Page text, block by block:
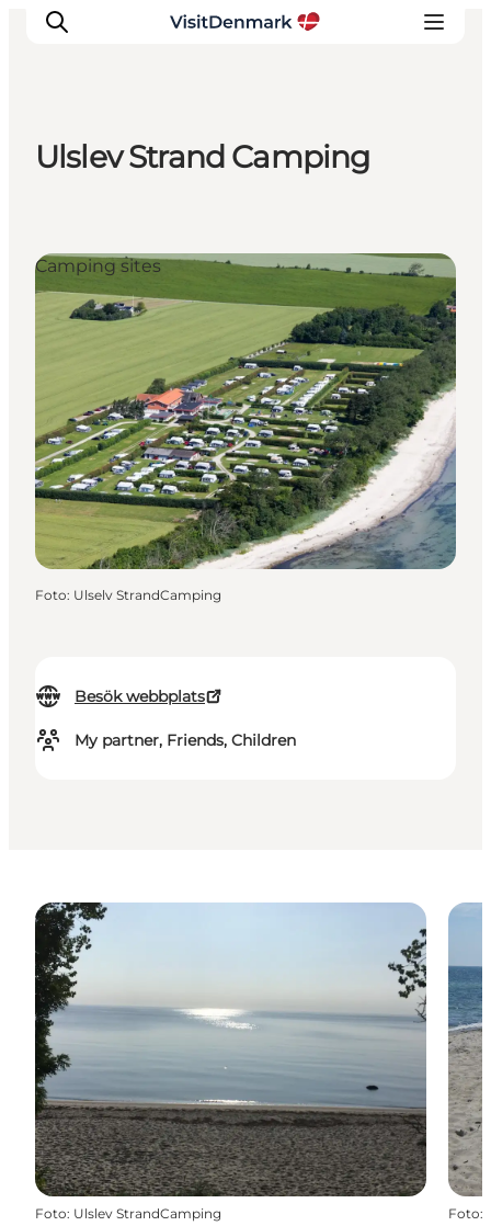
Aktiviteter
Övernatta
Planera resan
Ulslev Strand Camping
Besök webbplats
My partner, Friends, Children
Camping sites
Foto: Ulselv StrandCamping
Foto: Ulslev StrandCamping Foto: